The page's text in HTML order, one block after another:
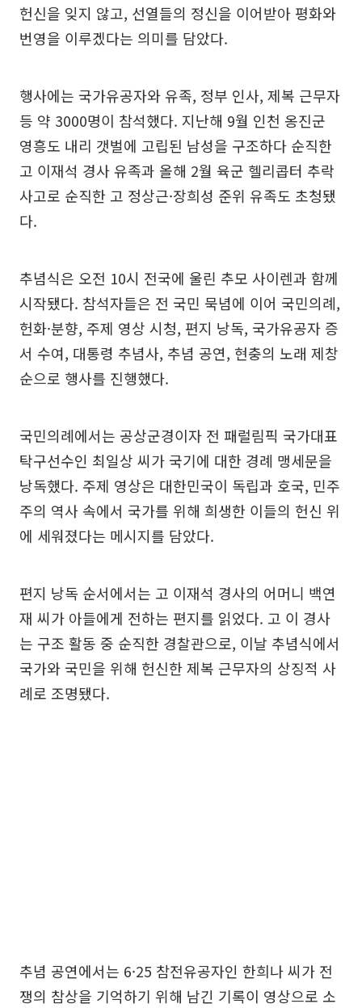
헌신을 잊지 않고, 선열들의 정신을 이어받아 평화와
번영을 이루겠다는 의미를 담았다.
행사에는 국가유공자와 유족, 정부 인사, 제복 근무자
등 약 3000명이 참석했다. 지난해 9월 인천 옹진군
영흥도 내리 갯벌에 고립된 남성을 구조하다 순직한
고 이재석 경사 유족과 올해 2월 육군 헬리콥터 추락
사고로 순직한 고 정상근·장희성 준위 유족도 초청됐
다.
추념식은 오전 10시 전국에 울린 추모 사이렌과 함께
시작됐다. 참석자들은 전 국민 묵념에 이어 국민의례,
헌화·분향, 주제 영상 시청, 편지 낭독, 국가유공자 증
서 수여, 대통령 추념사, 추념 공연, 현충의 노래 제창
순으로 행사를 진행했다.
국민의례에서는 공상군경이자 전 패럴림픽 국가대표
탁구선수인 최일상 씨가 국기에 대한 경례 맹세문을
낭독했다. 주제 영상은 대한민국이 독립과 호국, 민주
주의 역사 속에서 국가를 위해 희생한 이들의 헌신 위
에 세워졌다는 메시지를 담았다.
편지 낭독 순서에서는 고 이재석 경사의 어머니 백연
재 씨가 아들에게 전하는 편지를 읽었다. 고 이 경사
는 구조 활동 중 순직한 경찰관으로, 이날 추념식에서
국가와 국민을 위해 헌신한 제복 근무자의 상징적 사
례로 조명됐다.
추념 공연에서는 6·25 참전유공자인 한희나 씨가 전
쟁의 참상을 기억하기 위해 남긴 기록이 영상으로 소